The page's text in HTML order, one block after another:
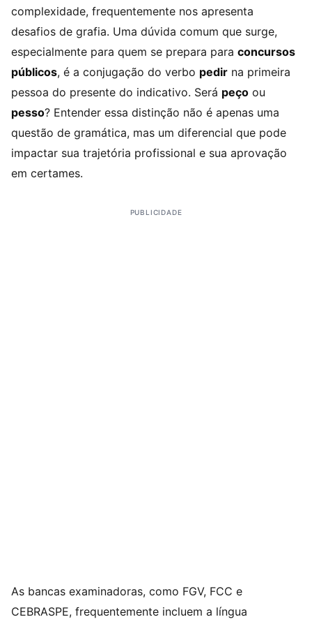
complexidade, frequentemente nos apresenta
desafios de grafia. Uma dúvida comum que surge,
especialmente para quem se prepara para concursos
públicos, é a conjugação do verbo pedir na primeira
pessoa do presente do indicativo. Será peço ou
pesso? Entender essa distinção não é apenas uma
questão de gramática, mas um diferencial que pode
impactar sua trajetória profissional e sua aprovação
em certames.
PUBLICIDADE
As bancas examinadoras, como FGV, FCC e
CEBRASPE, frequentemente incluem a língua